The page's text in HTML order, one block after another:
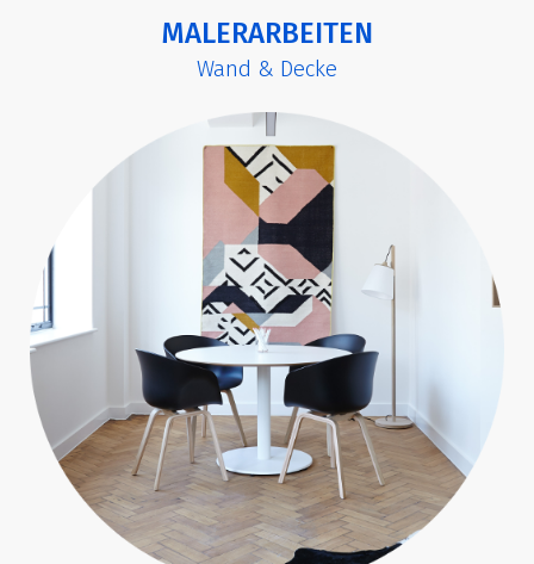
MALERARBEITEN
Wand & Decke